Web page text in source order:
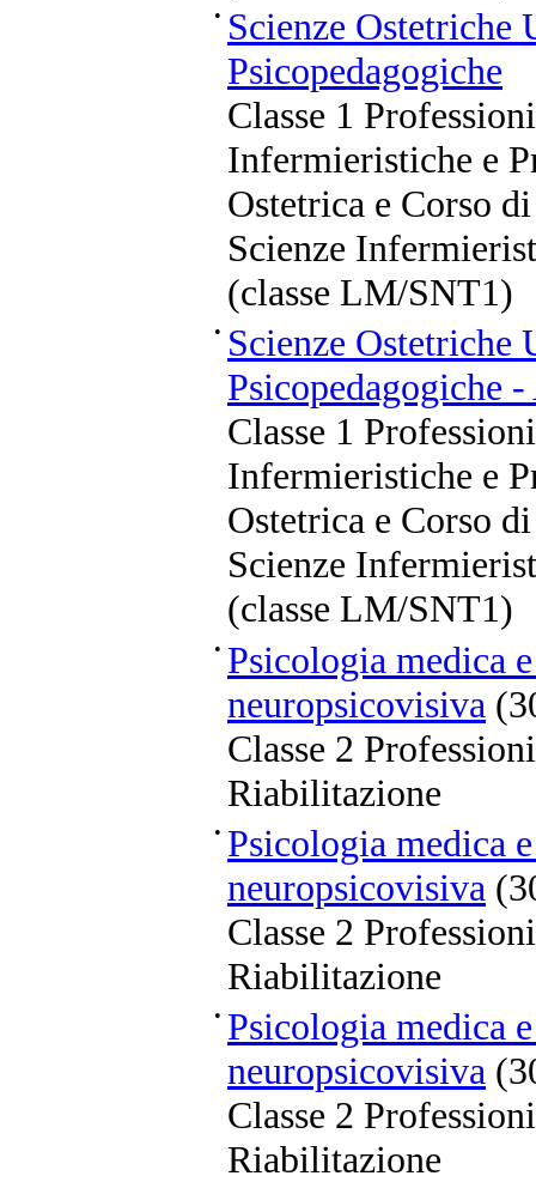
• Scienze Ostetriche
Psicopedagogiche
Classe 1
Infermieristiche e
Ostetrica e Corso
Scienze
(classe LM/SNT1)
• Scienze Ostetriche
Psicopedagogiche
Classe 1
Infermieristiche e
Ostetrica e Corso
Scienze
(classe LM/SNT1)
• Psicologia medica
neuropsicovisiva
Classe 2
Riabilitazione
• Psicologia medica
neuropsicovisiva
Classe 2
Riabilitazione
• Psicologia medica
neuropsicovisiva
Classe 2
Riabilitazione